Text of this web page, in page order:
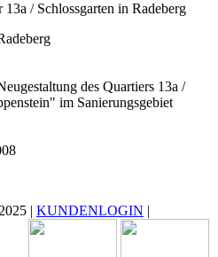
/ Schlossgarten in Radeberg
des Quartiers 13a /
im Sanierungsgebiet
| KUNDENLOGIN |